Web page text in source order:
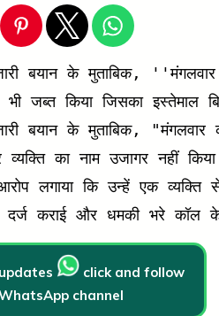
बयान के मुताबिक,
जब्त किया जिसका
बयान के मुताबिक,
व्यक्ति का नाम उजागर नहीं
लगाया कि उन्हें एक
कराई और धमकी भरे कॉल के
click and follow
channel